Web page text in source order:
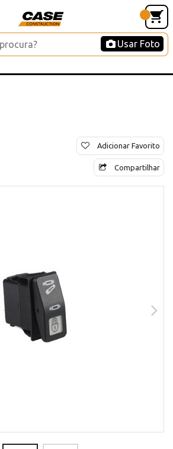
Usar Foto
Adicionar Favorito
Compartilhar